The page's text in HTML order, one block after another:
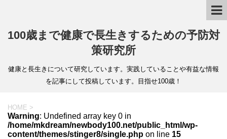
100歳まで健康で長生きするための予防対
策研究所
健康と長生きについて研究しています。実践していることや有益な情報
を記事にして投稿しています。目指せ100歳！
HOME >
Warning: Undefined array key 0 in
/home/mkdream/newbody100.net/public_html/wp-
content/themes/stinger8/single.php on line 15